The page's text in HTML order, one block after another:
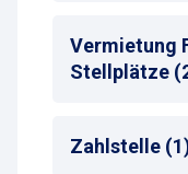
Shopping-
Bahnhof
Vermietung
Stellplätze
Anbieter
:
: 25
Zahlstelle